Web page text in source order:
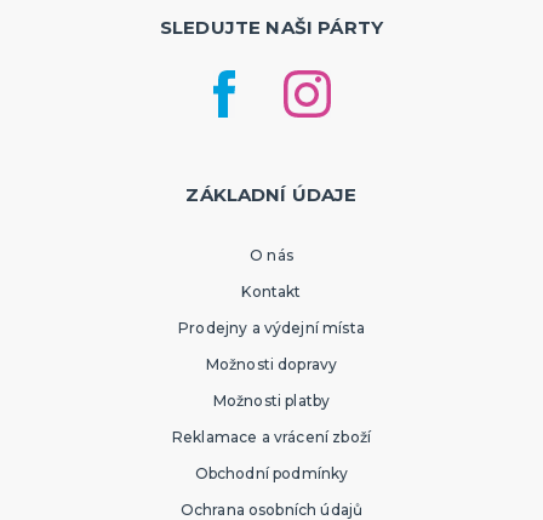
SLEDUJTE NAŠI PÁRTY
ZÁKLADNÍ ÚDAJE
O nás
Kontakt
Prodejny a výdejní místa
Možnosti dopravy
Možnosti platby
Reklamace a vrácení zboží
Obchodní podmínky
Ochrana osobních údajů